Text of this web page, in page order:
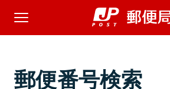
郵便番号検索